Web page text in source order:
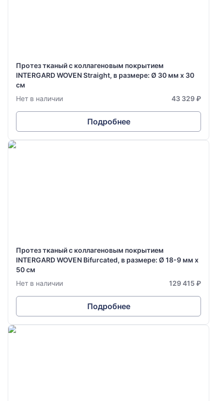
Протез тканый с коллагеновым покрытием
INTERGARD WOVEN Straight, в размере: Ø 30 мм х 30
см
Нет в наличии
43 329 ₽
Подробнее
Протез тканый с коллагеновым покрытием
INTERGARD WOVEN Bifurcated, в размере: Ø 18-9 мм х
50 см
Нет в наличии
129 415 ₽
Подробнее